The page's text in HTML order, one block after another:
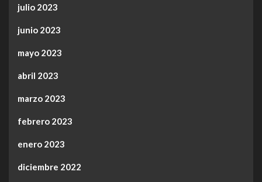
julio 2023
junio 2023
mayo 2023
abril 2023
marzo 2023
febrero 2023
enero 2023
diciembre 2022